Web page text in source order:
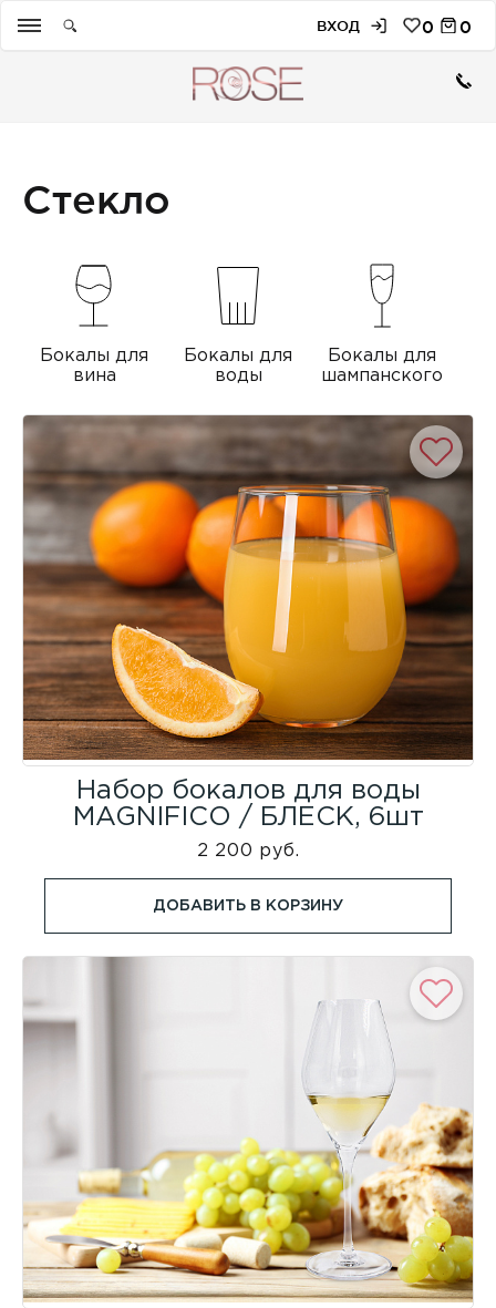
ВХОД 0 0
Стекло
Бокалы для
вина
Бокалы для
воды
Бокалы для
шампанского
Набор бокалов для воды
MAGNIFICO / БЛЕСК, 6шт
2 200 руб.
ДОБАВИТЬ В КОРЗИНУ